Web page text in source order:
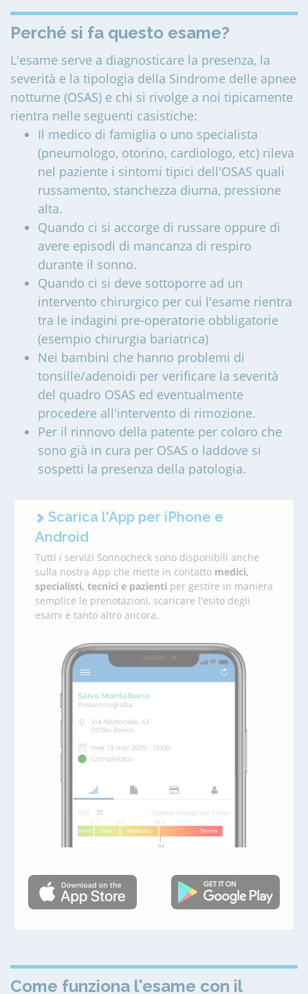
Perché si fa questo esame?
L'esame serve a diagnosticare la presenza, la
severità e la tipologia della Sindrome delle apnee
notturne (OSAS) e chi si rivolge a noi tipicamente
rientra nelle seguenti casistiche:
Il medico di famiglia o uno specialista
(pneumologo, otorino, cardiologo, etc) rileva
nel paziente i sintomi tipici dell'OSAS quali
russamento, stanchezza diurna, pressione
alta.
Quando ci si accorge di russare oppure di
avere episodi di mancanza di respiro
durante il sonno.
Quando ci si deve sottoporre ad un
intervento chirurgico per cui l'esame rientra
tra le indagini pre-operatorie obbligatorie
(esempio chirurgia bariatrica)
Nei bambini che hanno problemi di
tonsille/adenoidi per verificare la severità
del quadro OSAS ed eventualmente
procedere all'intervento di rimozione.
Per il rinnovo della patente per coloro che
sono già in cura per OSAS o laddove si
sospetti la presenza della patologia.
Scarica l'App per iPhone e
Android
Tutti i servizi Sonnocheck sono disponibili anche
sulla nostra App che mette in contatto medici,
specialisti, tecnici e pazienti per gestire in maniera
semplice le prenotazioni, scaricare l'esito degli
esami e tanto altro ancora.
Come funziona l'esame con il